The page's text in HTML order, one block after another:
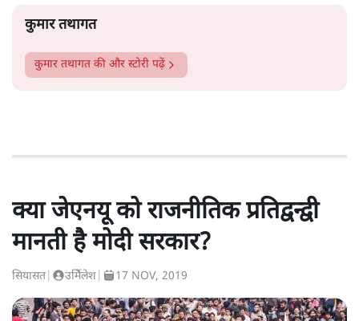
कुमार तथागत
कुमार तथागत की और स्टोरी पढ़ें
क्या जेएनयू को राजनीतिक प्रतिद्वन्द्वी
मानती है मोदी सरकार?
सियासत उर्मिेलेश 17 NOV, 2019